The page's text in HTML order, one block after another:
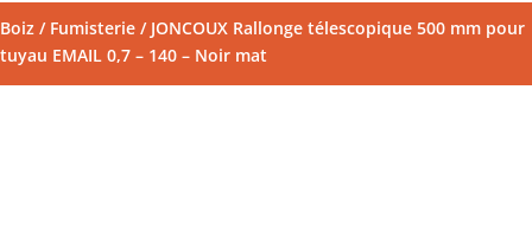
Boiz / Fumisterie / JONCOUX Rallonge télescopique 500 mm pour
tuyau EMAIL 0,7 – 140 – Noir mat